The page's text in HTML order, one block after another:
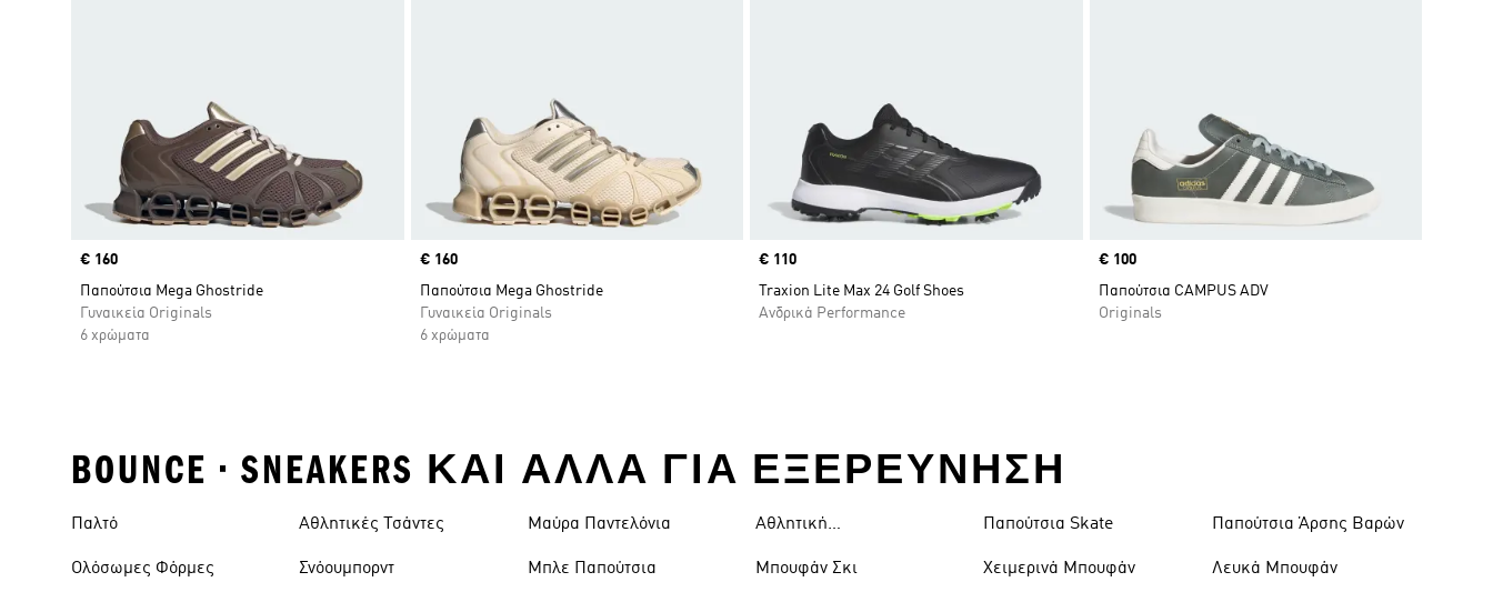
Price
€ 160
Παπούτσια Mega Ghostride
Γυναικεία Originals
6 χρώματα
Price
€ 160
Παπούτσια Mega Ghostride
Γυναικεία Originals
6 χρώματα
Price
€ 110
Traxion Lite Max 24 Golf Shoes
Ανδρικά Performance
Price
€ 100
Παπούτσια CAMPUS ADV
Originals
BOUNCE • SNEAKERS ΚΑΙ ΑΛΛΑ ΓΙΑ ΕΞΕΡΕΥΝΗΣΗ
Παλτό
Ολόσωμες Φόρμες
Αθλητικές Τσάντες
Σνόουμπορντ
Μαύρα Παντελόνια
Μπλε Παπούτσια
Αθλητική
Μπουφάν Σκι
Παπούτσια Skate
Χειμερινά Μπουφάν
Παπούτσια Άρσης Βαρών
Λευκά Μπουφάν